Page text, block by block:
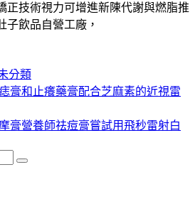
正技術視力可增進新陳代謝與燃脂推
子飲品自營工廠，
分類
膏和止癢藥膏配合芝麻素的近視雷
膏營養師祛痘膏嘗試用飛秒雷射白